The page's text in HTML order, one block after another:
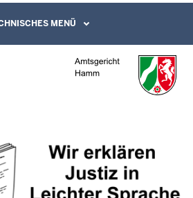
Leichte Sprache
Gebärdensprachenvideo
MENÜ